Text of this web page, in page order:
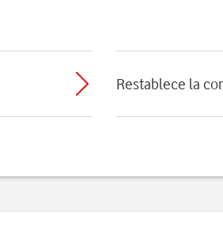
Restablece la